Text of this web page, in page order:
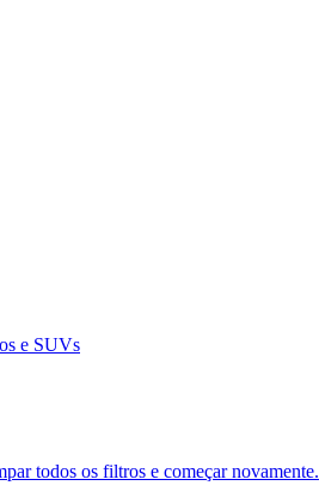
e SUVs
todos os filtros e começar novamente.